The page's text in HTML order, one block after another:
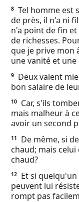
8 Tel homme est
de près, il n'a ni
n'a point de fin et
de richesses.
que je prive mon
une vanité et une
9
Deux valent
bon salaire de
10
Car, s'ils
mais malheur à
avoir un second
11
De même, si
chaud; mais
chaud?
12
Et si
peuvent lui
rompt pas